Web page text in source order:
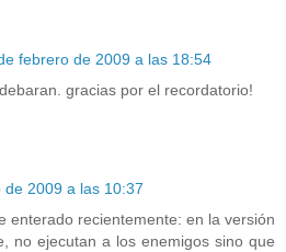
febrero de 2009 a las 18:54
gracias por el recordatorio!
de 2009 a las 10:37
enterado recientemente: en la versión
no ejecutan a los enemigos sino que